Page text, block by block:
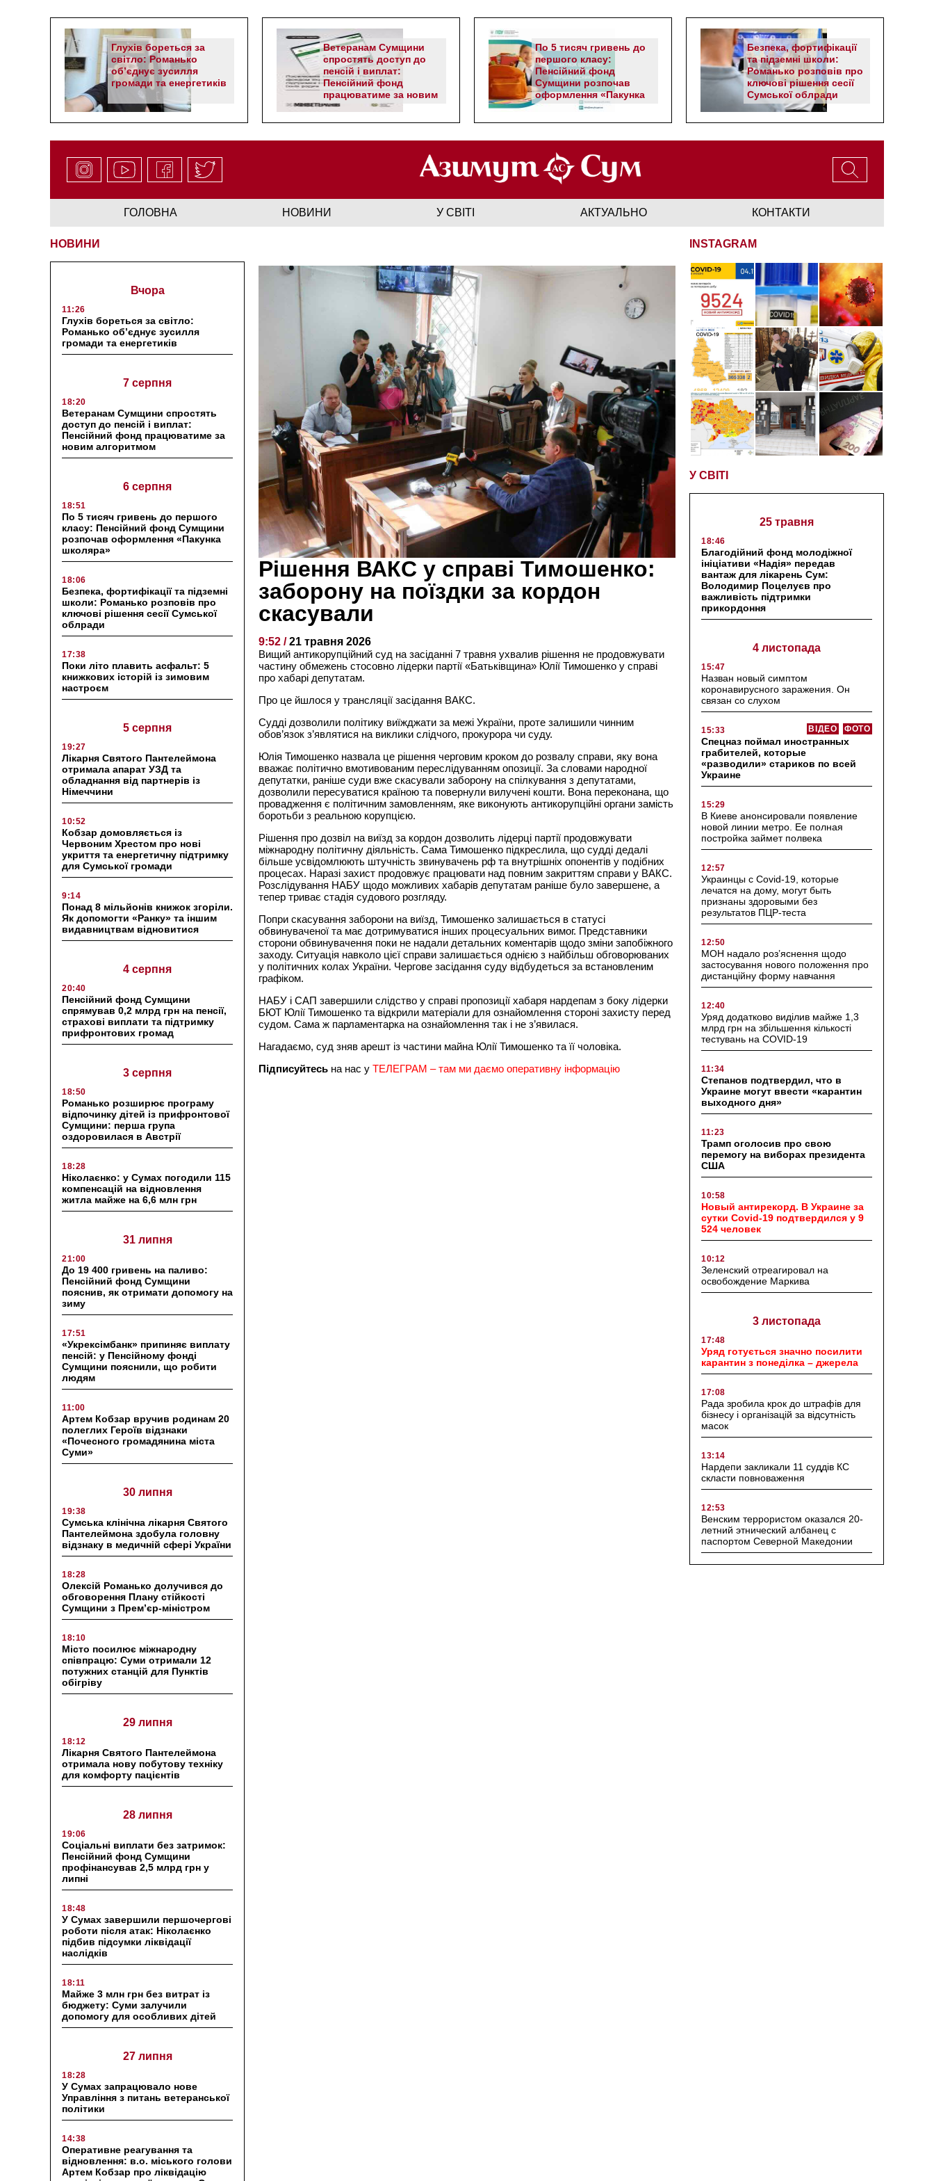
Глухів бореться за
світло: Романько
об’єднує зусилля
громади та енергетиків
Ветеранам Сумщини
спростять доступ до
пенсій і виплат:
Пенсійний фонд
працюватиме за новим
алгоритмом
По 5 тисяч гривень до
першого класу:
Пенсійний фонд
Сумщини розпочав
оформлення «Пакунка
школяра»
Безпека, фортифікації
та підземні школи:
Романько розповів про
ключові рішення сесії
Сумської облради
ГОЛОВНА НОВИНИ У СВІТІ АКТУАЛЬНО КОНТАКТИ
НОВИНИ
Вчора
11:26
Глухів бореться за світло:
Романько об’єднує зусилля
громади та енергетиків
7 серпня
18:20
Ветеранам Сумщини спростять
доступ до пенсій і виплат:
Пенсійний фонд працюватиме за
новим алгоритмом
6 серпня
18:51
По 5 тисяч гривень до першого
класу: Пенсійний фонд Сумщини
розпочав оформлення «Пакунка
школяра»
18:06
Безпека, фортифікації та підземні
школи: Романько розповів про
ключові рішення сесії Сумської
облради
17:38
Поки літо плавить асфальт: 5
книжкових історій із зимовим
настроєм
5 серпня
19:27
Лікарня Святого Пантелеймона
отримала апарат УЗД та
обладнання від партнерів із
Німеччини
10:52
Кобзар домовляється із
Червоним Хрестом про нові
укриття та енергетичну підтримку
для Сумської громади
9:14
Понад 8 мільйонів книжок згоріли.
Як допомогти «Ранку» та іншим
видавництвам відновитися
4 серпня
20:40
Пенсійний фонд Сумщини
спрямував 0,2 млрд грн на пенсії,
страхові виплати та підтримку
прифронтових громад
3 серпня
18:50
Романько розширює програму
відпочинку дітей із прифронтової
Сумщини: перша група
оздоровилася в Австрії
18:28
Ніколаєнко: у Сумах погодили 115
компенсацій на відновлення
житла майже на 6,6 млн грн
31 липня
21:00
До 19 400 гривень на паливо:
Пенсійний фонд Сумщини
пояснив, як отримати допомогу на
зиму
17:51
«Укрексімбанк» припиняє виплату
пенсій: у Пенсійному фонді
Сумщини пояснили, що робити
людям
11:00
Артем Кобзар вручив родинам 20
полеглих Героїв відзнаки
«Почесного громадянина міста
Суми»
30 липня
19:38
Сумська клінічна лікарня Святого
Пантелеймона здобула головну
відзнаку в медичній сфері України
18:28
Олексій Романько долучився до
обговорення Плану стійкості
Сумщини з Прем’єр-міністром
18:10
Місто посилює міжнародну
співпрацю: Суми отримали 12
потужних станцій для Пунктів
обігріву
29 липня
18:12
Лікарня Святого Пантелеймона
отримала нову побутову техніку
для комфорту пацієнтів
28 липня
19:06
Соціальні виплати без затримок:
Пенсійний фонд Сумщини
профінансував 2,5 млрд грн у
липні
18:48
У Сумах завершили першочергові
роботи після атак: Ніколаєнко
підбив підсумки ліквідації
наслідків
18:11
Майже 3 млн грн без витрат із
бюджету: Суми залучили
допомогу для особливих дітей
27 липня
18:28
У Сумах запрацювало нове
Управління з питань ветеранської
політики
14:38
Оперативне реагування та
відновлення: в.о. міського голови
Артем Кобзар про ліквідацію
Рішення ВАКС у справі Тимошенко:
заборону на поїздки за кордон
скасували
9:52 /21 травня 2026
Вищий антикорупційний суд на засіданні 7 травня ухвалив рішення не продовжувати
частину обмежень стосовно лідерки партії «Батьківщина» Юлії Тимошенко у справі
про хабарі депутатам.
Про це йшлося у трансляції засідання ВАКС.
Судді дозволили політику виїжджати за межі України, проте залишили чинним
обов’язок з’являтися на виклики слідчого, прокурора чи суду.
Юлія Тимошенко назвала це рішення черговим кроком до розвалу справи, яку вона
вважає політично вмотивованим переслідуванням опозиції. За словами народної
депутатки, раніше суди вже скасували заборону на спілкування з депутатами,
дозволили пересуватися країною та повернули вилучені кошти. Вона переконана, що
провадження є політичним замовленням, яке виконують антикорупційні органи замість
боротьби з реальною корупцією.
Рішення про дозвіл на виїзд за кордон дозволить лідерці партії продовжувати
міжнародну політичну діяльність. Сама Тимошенко підкреслила, що судді дедалі
більше усвідомлюють штучність звинувачень рф та внутрішніх опонентів у подібних
процесах. Наразі захист продовжує працювати над повним закриттям справи у ВАКС.
Розслідування НАБУ щодо можливих хабарів депутатам раніше було завершене, а
тепер триває стадія судового розгляду.
Попри скасування заборони на виїзд, Тимошенко залишається в статусі
обвинуваченої та має дотримуватися інших процесуальних вимог. Представники
сторони обвинувачення поки не надали детальних коментарів щодо зміни запобіжного
заходу. Ситуація навколо цієї справи залишається однією з найбільш обговорюваних
у політичних колах України. Чергове засідання суду відбудеться за встановленим
графіком.
НАБУ і САП завершили слідство у справі пропозиції хабаря нардепам з боку лідерки
БЮТ Юлії Тимошенко та відкрили матеріали для ознайомлення стороні захисту перед
судом. Сама ж парламентарка на ознайомлення так і не з’явилася.
Нагадаємо, суд зняв арешт із частини майна Юлії Тимошенко та її чоловіка.
Підписуйтесь на нас у ТЕЛЕГРАМ – там ми даємо оперативну інформацію
INSTAGRAM
У СВІТІ
25 травня
18:46
Благодійний фонд молодіжної
ініціативи «Надія» передав
вантаж для лікарень Сум:
Володимир Поцелуєв про
важливість підтримки
прикордоння
4 листопада
15:47
Назван новый симптом
коронавирусного заражения. Он
связан со слухом
15:33 ФОТО
ВІДЕО
Спецназ поймал иностранных
грабителей, которые
«разводили» стариков по всей
Украине
15:29
В Киеве анонсировали появление
новой линии метро. Ее полная
постройка займет полвека
12:57
Украинцы с Covid-19, которые
лечатся на дому, могут быть
признаны здоровыми без
результатов ПЦР-теста
12:50
МОН надало роз’яснення щодо
застосування нового положення про
дистанційну форму навчання
12:40
Уряд додатково виділив майже 1,3
млрд грн на збільшення кількості
тестувань на COVID-19
11:34
Степанов подтвердил, что в
Украине могут ввести «карантин
выходного дня»
11:23
Трамп оголосив про свою
перемогу на виборах президента
США
10:58
Новый антирекорд. В Украине за
сутки Covid-19 подтвердился у 9
524 человек
10:12
Зеленский отреагировал на
освобождение Маркива
3 листопада
17:48
Уряд готується значно посилити
карантин з понеділка – джерела
17:08
Рада зробила крок до штрафів для
бізнесу і організацій за відсутність
масок
13:14
Нардепи закликали 11 суддів КС
скласти повноваження
12:53
Венским террористом оказался 20-
летний этнический албанец с
паспортом Северной Македонии